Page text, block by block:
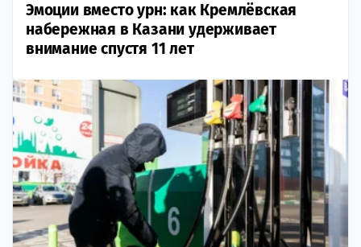
Эмоции вместо урн: как Кремлёвская
набережная в Казани удерживает
внимание спустя 11 лет